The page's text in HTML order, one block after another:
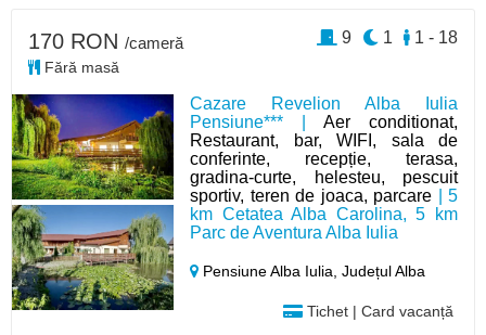
Cazare Revelion Alba Iulia
Pensiune*** |Aer conditionat,
Restaurant, bar, WIFI, sala de
conferinte, recepție, terasa,
gradina-curte, helesteu, pescuit
sportiv, teren de joaca, parcare | 5
km Cetatea Alba Carolina, 5 km
Parc de Aventura Alba Iulia
Pensiune Alba Iulia,Județul Alba
Tichet | Card vacanță
170 RON /cameră
Fără masă
1 - 18
1
9